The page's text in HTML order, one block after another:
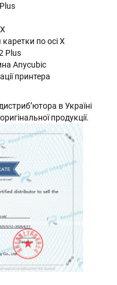
по осі X
Plus
Anycubic
принтера
в Україні
продукції.